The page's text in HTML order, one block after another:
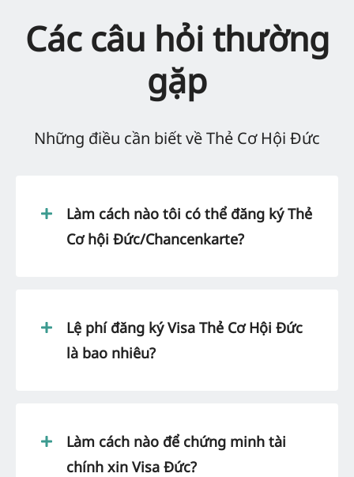
Các câu hỏi thường
gặp
Những điều cần biết về Thẻ Cơ Hội Đức
Làm cách nào tôi có thể đăng ký Thẻ
Cơ hội Đức/Chancenkarte?
Lệ phí đăng ký Visa Thẻ Cơ Hội Đức
là bao nhiêu?
Làm cách nào để chứng minh tài
chính xin Visa Đức?